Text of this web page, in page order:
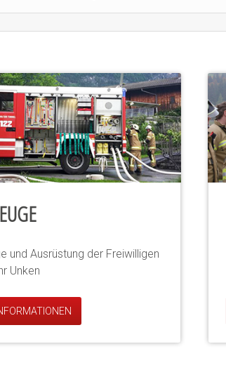
und Ausrüstung der Freiwilligen
Unken